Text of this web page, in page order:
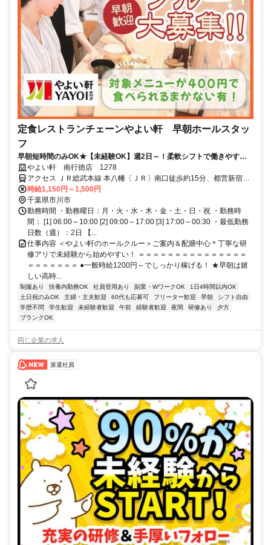
定食レストランチェーンやよい軒 早朝ホールスタッ
フ
早朝短時間のみOK★【未経験OK】週2日～！柔軟シフトで働きやす
い！学校・家事との両立◎＜オンライン面接実施中＞
やよい軒 南行徳店 1278
アクセス ＪＲ総武本線 本八幡〔ＪＲ〕南口徒歩約15分、都営新宿線
本八幡〔新宿線〕A2口徒歩約17分、京成本線 鬼越徒歩約17分 南行徳
駅南口より徒歩1分
時給1,150円～1,500円
千葉県市川市
勤務時間 ・勤務曜日：月・火・水・木・金・土・日・祝 ・勤務時
間： [1] 06:00～10:00 [2] 09:00～17:00 [3] 17:00～00:30 ・最低勤務
日数（週）：2日 【...
仕事内容 ＜やよい軒のホールクルー＞ご案内＆配膳中心＊丁寧な研
修アリで未経験から始めやすい！ ＝＝＝＝＝＝＝＝＝＝＝＝＝＝＝
＝＝＝＝＝＝＝ ●一般時給1200円～でしっかり稼げる！ ★早朝は嬉
しい高時...
制服あり 扶養内勤務OK 社員登用あり 副業・WワークOK
1日4時間以内OK
土日祝のみOK
主婦・主夫歓迎 60代も応募可 フリーター歓迎 早朝
シフト自由
学歴不問
学生歓迎 未経験者歓迎 午前 経験者歓迎 夜間 研修あり
夕方
ブランクOK
同じ企業の求人
派遣社員